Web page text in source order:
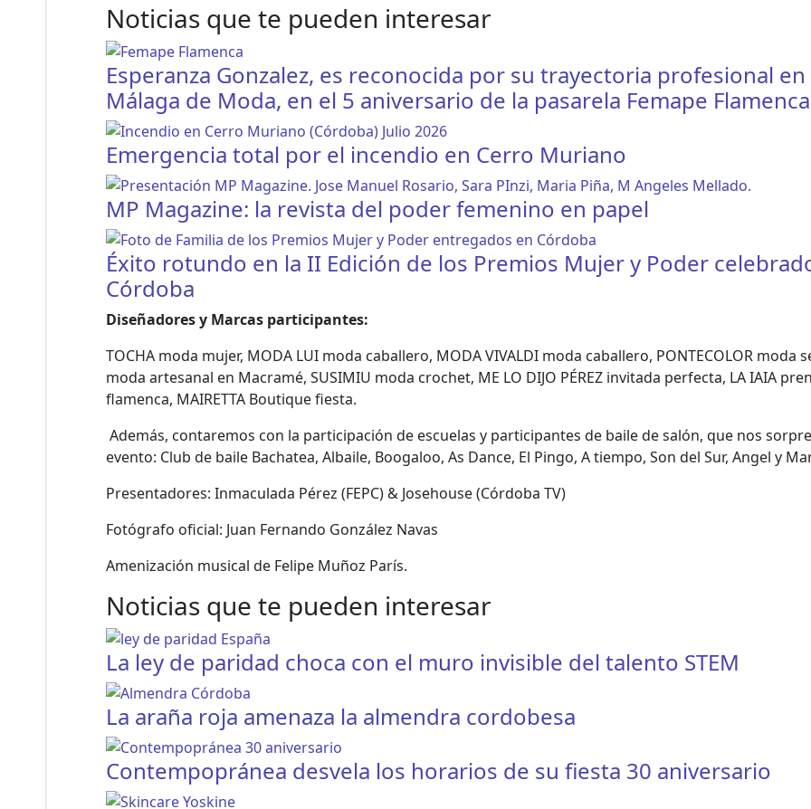
Noticias que te pueden interesar
Esperanza Gonzalez, es reconocida por su trayectoria profesional
Málaga de Moda, en el 5 aniversario de la pasarela Femape
Emergencia total por el incendio en Cerro Muriano
MP Magazine: la revista del poder femenino en papel
Éxito rotundo en la II Edición de los Premios Mujer y Poder
Córdoba
Diseñadores y Marcas participantes:
TOCHA moda mujer, MODA LUI moda caballero, MODA VIVALDI moda caballero, PONTECOLOR moda
moda artesanal en Macramé, SUSIMIU moda crochet, ME LO DIJO PÉREZ invitada perfecta, LA IAIA
flamenca, MAIRETTA Boutique fiesta.
Además, contaremos con la participación de escuelas y participantes de baile de salón, que nos
evento: Club de baile Bachatea, Albaile, Boogaloo, As Dance, El Pingo, A tiempo, Son del Sur, Angel y
Presentadores: Inmaculada Pérez (FEPC) & Josehouse (Córdoba TV)
Fotógrafo oficial: Juan Fernando González Navas
Amenización musical de Felipe Muñoz París.
Noticias que te pueden interesar
La ley de paridad choca con el muro invisible del talento STEM
La araña roja amenaza la almendra cordobesa
Contempopránea desvela los horarios de su fiesta 30 aniversario